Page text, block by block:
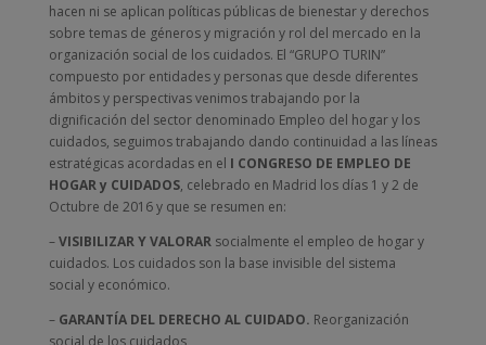
hacen ni se aplican políticas públicas de bienestar y derechos
sobre temas de géneros y migración y rol del mercado en la
organización social de los cuidados. El “GRUPO TURIN”
compuesto por entidades y personas que desde diferentes
ámbitos y perspectivas venimos trabajando por la
dignificación del sector denominado Empleo del hogar y los
cuidados, seguimos trabajando dando continuidad a las líneas
estratégicas acordadas en el I CONGRESO DE EMPLEO DE
HOGAR y CUIDADOS, celebrado en Madrid los días 1 y 2 de
Octubre de 2016 y que se resumen en:
–VISIBILIZAR Y VALORARsocialmente el empleo de hogar y
cuidados. Los cuidados son la base invisible del sistema
social y económico.
– GARANTÍA DEL DERECHO AL CUIDADO. Reorganización
social de los cuidados